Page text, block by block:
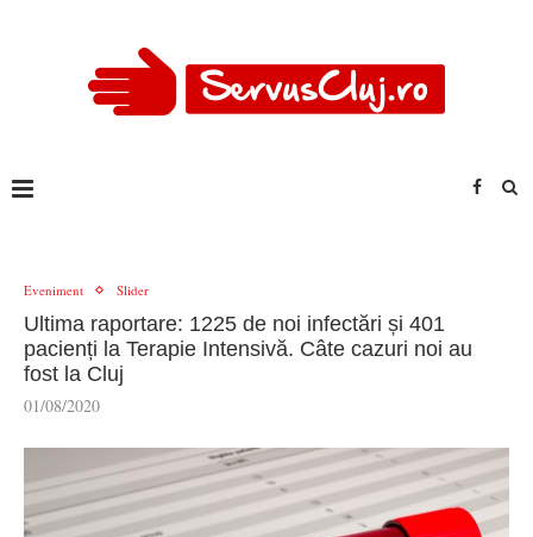
Eveniment Slider
Ultima raportare: 1225 de noi infectări și 401
pacienți la Terapie Intensivă. Câte cazuri noi au
fost la Cluj
01/08/2020